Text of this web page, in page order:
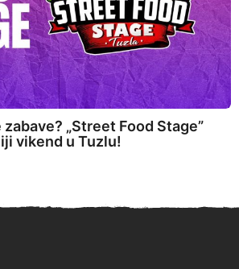
„Street Food Stage”
vikend u Tuzlu!